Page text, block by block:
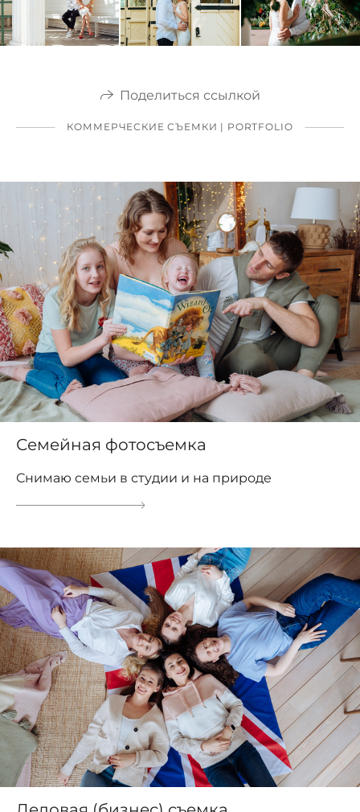
Поделиться ссылкой
КОММЕРЧЕСКИЕ СЪЕМКИ | PORTFOLIO
Семейная фотосъемка
Снимаю семьи в студии и на природе